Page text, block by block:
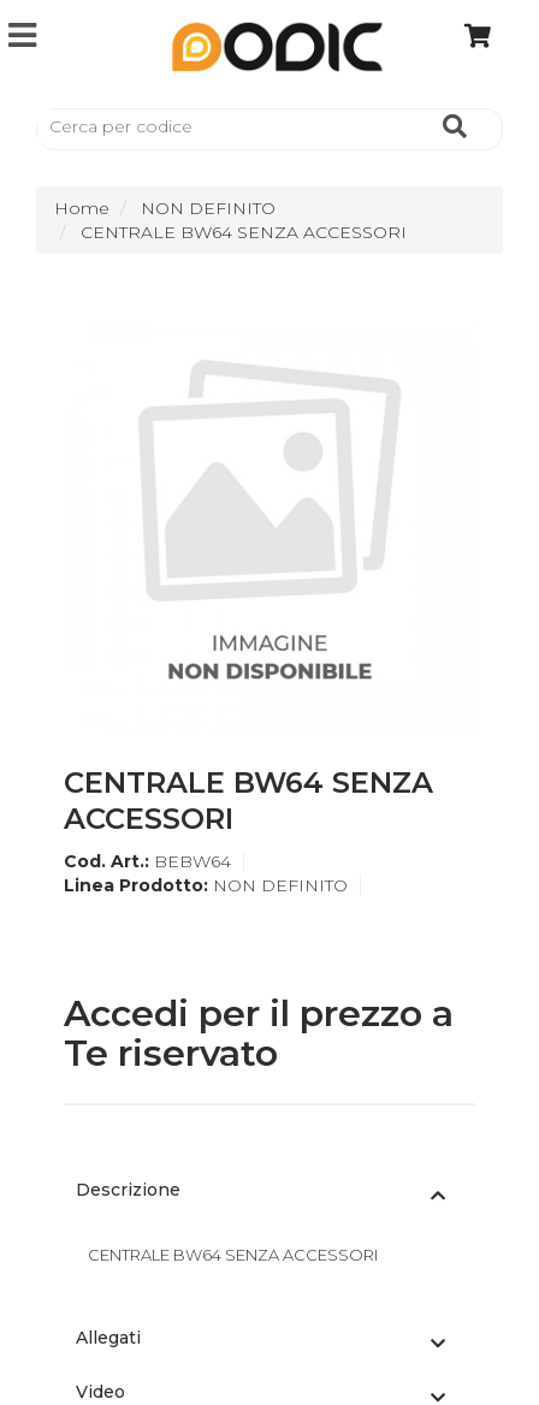
Home
NON DEFINITO
CENTRALE BW64 SENZA ACCESSORI
CENTRALE BW64 SENZA
ACCESSORI
Cod. Art.: BEBW64
Linea Prodotto: NON DEFINITO
Accedi per il prezzo a
Te riservato
Descrizione
CENTRALE BW64 SENZA ACCESSORI
Allegati
Video